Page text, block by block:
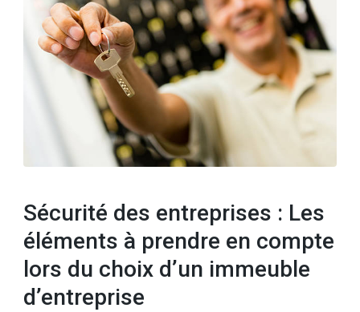
Sécurité des entreprises : Les
éléments à prendre en compte
lors du choix d’un immeuble
d’entreprise